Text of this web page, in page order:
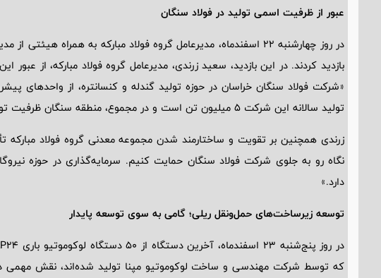
عبور از ظرفیت اسمی تولید در فولاد سنگان
در روز چهارشنبه 22 اسفندماه، مدیرعامل گروه فولاد مبارکه به همراه
بازدید کردند. در این بازدید، سعید زرندی، مدیرعامل گروه فولاد مبارکه، از
«شرکت فولاد سنگان خراسان در حوزه تولید گندله و کنسانتره، از واحدهای
تولید سالانه این شرکت 5 میلیون تن است و در مجموع، منطقه سنگان ظرفیت تولید 10 میلیون تن کنسانتره و گندله را دارد.»
زرندی همچنین بر تقویت و ساختارمند شدن مجموعه معدنی گروه فولاد مبارکه
نگاه رو به جلوی شرکت فولاد سنگان حمایت کنیم. سرمایه‌گذاری در حوزه
دارد.»
توسعه زیرساخت‌های حمل‌ونقل ریلی؛ گامی به سوی توسعه پایدار
که توسط شرکت مهندسی و ساخت لوکوموتیو مپنا تولید شده‌اند، نقش